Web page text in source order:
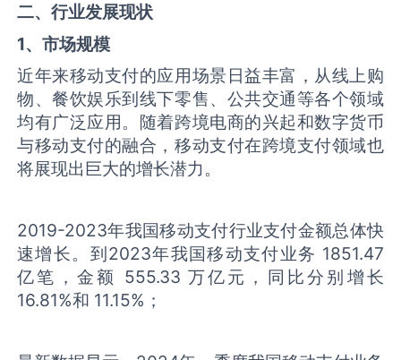
二、行业发展现状
1、市场规模
近年来移动支付的应用场景日益丰富，从线上购
物、餐饮娱乐到线下零售、公共交通等各个领域
均有广泛应用。随着跨境电商的兴起和数字货币
与移动支付的融合，移动支付在跨境支付领域也
将展现出巨大的增长潜力。
2019-2023年我国移动支付行业支付金额总体快
速增长。到2023年我国移动支付业务 1851.47
亿笔，金额 555.33 万亿元，同比分别增长
16.81%和 11.15%；